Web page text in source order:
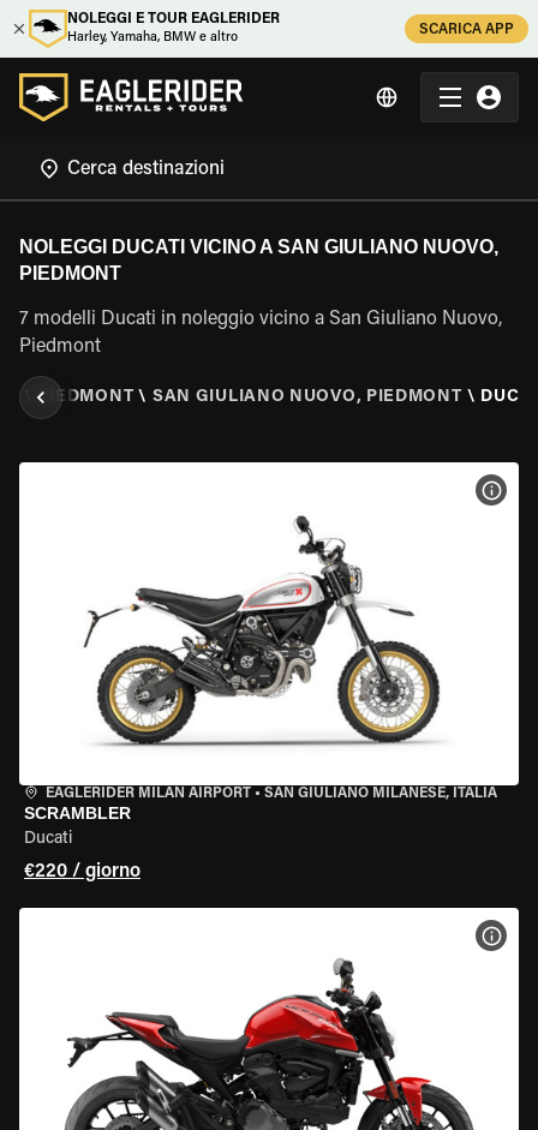
NOLEGGI E TOUR EAGLERIDER
Harley, Yamaha, BMW e altro
SCARICA APP
NOLEGGI DUCATI VICINO A SAN GIULIANO NUOVO,
PIEDMONT
7 modelli Ducati in noleggio vicino a San Giuliano Nuovo,
Piedmont
PIEDMONT \ SAN GIULIANO NUOVO, PIEDMONT \
EAGLERIDER MILAN AIRPORT • SAN GIULIANO MILANESE, ITALIA
SCRAMBLER
Ducati
€220 / giorno